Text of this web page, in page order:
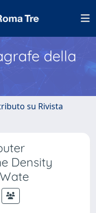
della
su Rivista
Density